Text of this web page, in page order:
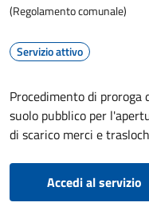
(Regolamento comunale)
Servizio attivo
Procedimento di proroga
suolo pubblico per
di scarico merci e
Accedi al servizio